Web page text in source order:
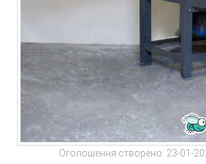
Оголошення створено: 23-01-